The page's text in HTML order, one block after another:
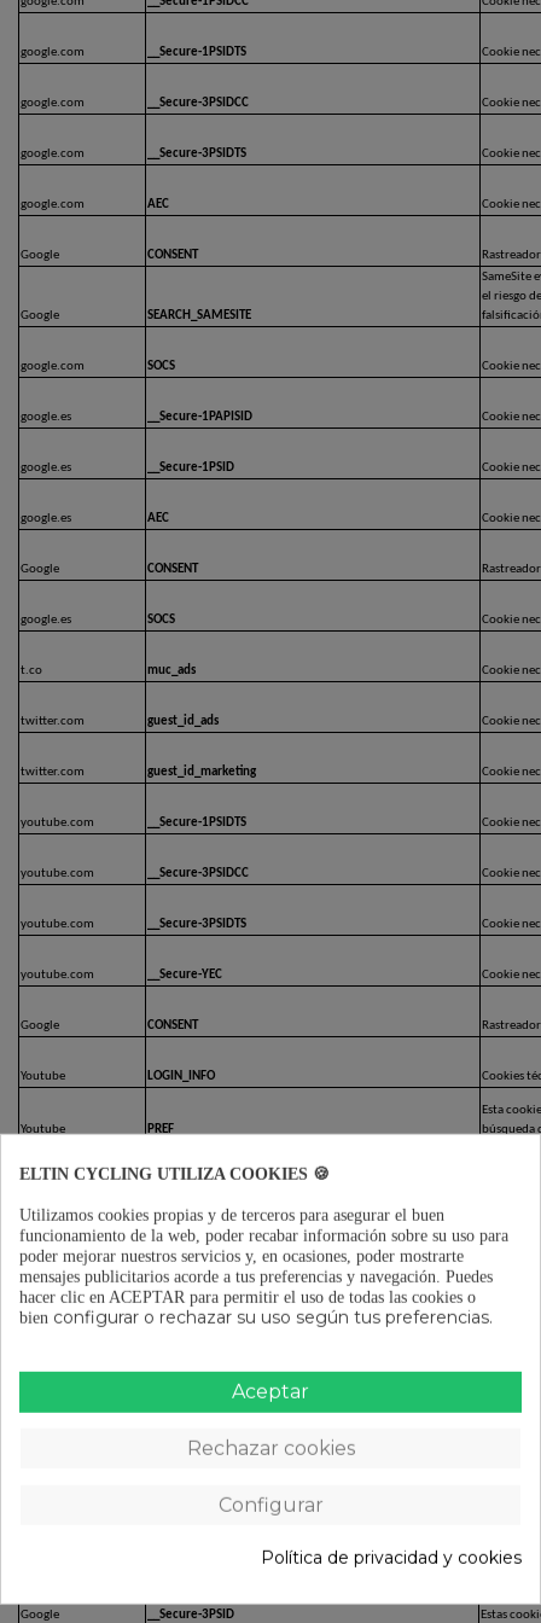
google.com __Secure-1PSIDTS Cookie
google.com __Secure-3PSIDCC Cookie
google.com __Secure-3PSIDTS Cookie
google.com AEC Cookie
Google CONSENT
Google SEARCH_SAMESITE
SameSite
el riesgo
google.com SOCS Cookie
google.es __Secure-1PAPISID Cookie
google.es __Secure-1PSID Cookie
google.es AEC Cookie
Google CONSENT
google.es SOCS Cookie
t.co muc_ads Cookie
twitter.com guest_id_ads Cookie
twitter.com guest_id_marketing Cookie
youtube.com __Secure-1PSIDTS Cookie
youtube.com __Secure-3PSIDCC Cookie
youtube.com __Secure-3PSIDTS Cookie
youtube.com __Secure-YEC Cookie
Google CONSENT
Youtube LOGIN_INFO Cookies
Youtube PREF
Esta
búsqueda
PROPIEDAD COOKIE
Google Analytics
Google __Secure-3PSID Estas
__Secure-3PSID
Estas
Google __Secure-3PSID Estas
ELTIN CYCLING UTILIZA COOKIES 🍪
Utilizamos cookies propias y de terceros para asegurar el buen
funcionamiento de la web, poder recabar información sobre su uso para
poder mejorar nuestros servicios y, en ocasiones, poder mostrarte
mensajes publicitarios acorde a tus preferencias y navegación. Puedes
hacer clic en ACEPTAR para permitir el uso de todas las cookies o
bien configurar o rechazar su uso según tus preferencias.
Aceptar
Rechazar cookies
Configurar
Política de privacidad y cookies